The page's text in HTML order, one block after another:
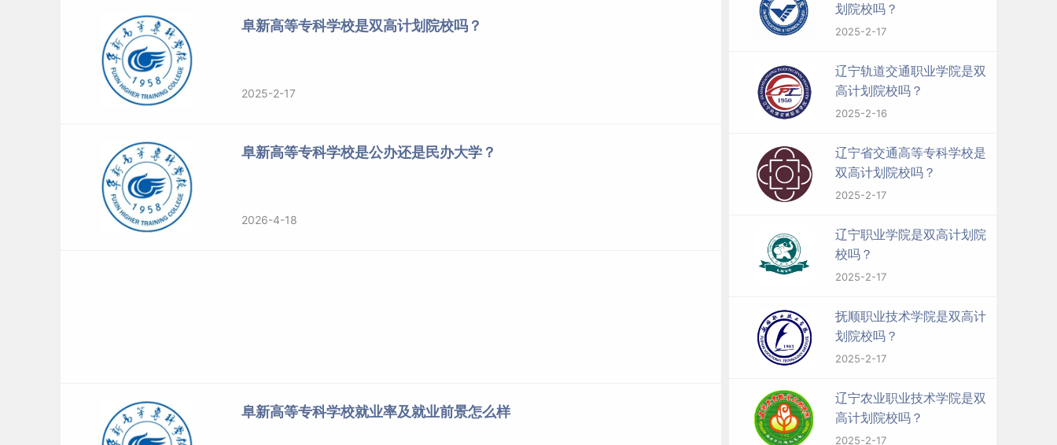
阜新高等专科学校是双高计划院校吗？
2025-2-17
阜新高等专科学校是公办还是民办大学？
2026-4-18
阜新高等专科学校就业率及就业前景怎么样
划院校吗？
2025-2-17
辽宁轨道交通职业学院是双
高计划院校吗？
2025-2-16
辽宁省交通高等专科学校是
双高计划院校吗？
2025-2-17
辽宁职业学院是双高计划院
校吗？
2025-2-17
抚顺职业技术学院是双高计
划院校吗？
2025-2-17
辽宁农业职业技术学院是双
高计划院校吗？
2025-2-17